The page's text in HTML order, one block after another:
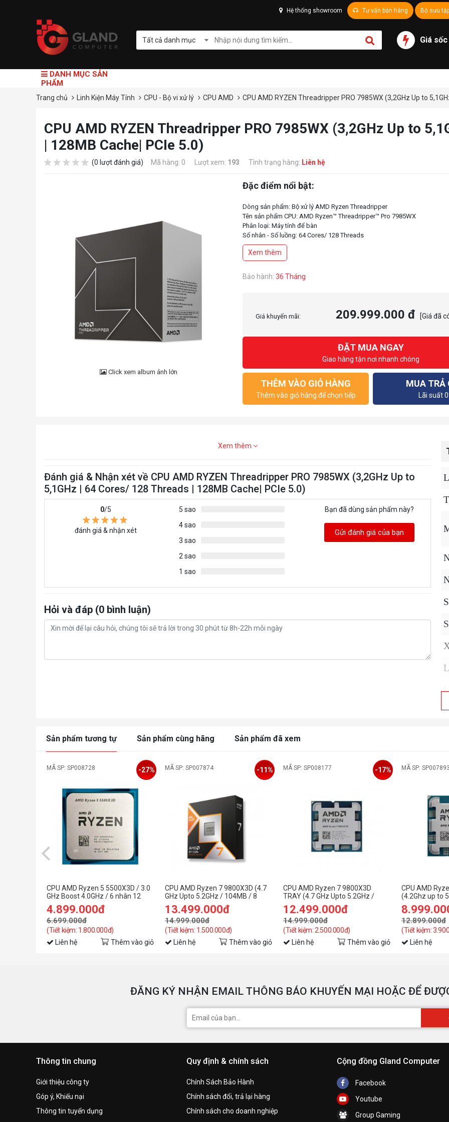
Hệ thống showroom Tư vấn bán hàng Bộ sưu
Tất cả danh mục Giá sốc
DANH MỤC SẢN
PHẨM
Trang chủ Linh Kiện Máy Tính CPU - Bộ vi xử lý CPU AMD CPU AMD RYZEN Threadripper PRO 7985WX (3,2GHz Up to
CPU AMD RYZEN Threadripper PRO 7985WX (3,2GHz Up to
| 128MB Cache| PCIe 5.0)
(0 lượt đánh giá) Mã hàng: 0 Lượt xem: 193 Tình trạng hàng: Liên hệ
Click xem album ảnh lớn
Đặc điểm nổi bật:
Dòng sản phẩm: Bộ xử lý AMD Ryzen Threadripper
Tên sản phẩm CPU: AMD Ryzen™ Threadripper™ Pro 7985WX
Phân loại: Máy tính để bàn
Số nhân - Số luồng: 64 Cores/ 128 Threads
Socket CPU: sTR5
Cache: 128MB
TDP mặc định: 350W
Xem thêm
Bảo hành: 36 Tháng
Giá khuyến mãi: 209.999.000 đ [Giá đã
ĐẶT MUA NGAY
Giao hàng tận nơi nhanh chóng
THÊM VÀO GIỎ HÀNG
Thêm vào giỏ hàng để chọn tiếp
MUA TRẢ
Lãi suất
Xem thêm
Đánh giá & Nhận xét về CPU AMD RYZEN Threadripper PRO 7985WX (3,2GHz Up to
5,1GHz | 64 Cores/ 128 Threads | 128MB Cache| PCIe 5.0)
0/5
đánh giá & nhận xét
5 sao
4 sao
3 sao
2 sao
1 sao
Bạn đã dùng sản phẩm này?
Gửi đánh giá của bạn
Hỏi và đáp (0 bình luận)
Sản phẩm tương tự Sản phẩm cùng hãng Sản phẩm đã xem
MÃ SP: SP008728
CPU AMD Ryzen 5 5500X3D / 3.0
GHz Boost 4.0GHz / 6 nhân 12
luồng / 96MB / AM4
4.899.000đ
6.699.000đ
(Tiết kiệm: 1.800.000đ)
-27%
Liên hệ Thêm vào giỏ
MÃ SP: SP007874
CPU AMD Ryzen 7 9800X3D (4.7
GHz Upto 5.2GHz / 104MB / 8
Cores, 16 Threads / 105W /
Socket AM5)
13.499.000đ
14.999.000đ
(Tiết kiệm: 1.500.000đ)
-11%
Liên hệ Thêm vào giỏ
MÃ SP: SP008177
CPU AMD Ryzen 7 9800X3D
TRAY (4.7 GHz Upto 5.2GHz /
104MB / 8 Cores, 16 Threads /
105W / Socket AM5)
12.499.000đ
14.999.000đ
(Tiết kiệm: 2.500.000đ)
-17%
Liên hệ Thêm vào giỏ
MÃ SP: SP007893
CPU AMD
(4.2Ghz up to
cores 16
AM5) - TRAY
12.899.000đ
(Tiết kiệm:
Liên hệ
ĐĂNG KÝ NHẬN EMAIL THÔNG BÁO KHUYẾN MẠI HOẶC ĐỂ
Thông tin chung
Giới thiệu công ty
Góp ý, Khiếu nại
Thông tin tuyển dụng
Quy định & chính sách
Chính Sách Bảo Hành
Chính sách đổi, trả lại hàng
Chính sách cho doanh nghiệp
Cộng đồng Gland Computer
Facebook
Youtube
Group Gaming